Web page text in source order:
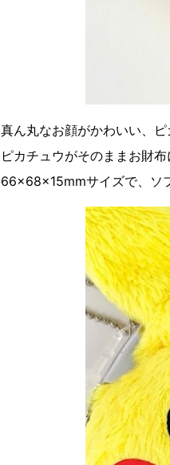
真ん丸なお顔がかわいい、ピ
ピカチュウがそのままお財
66×68×15mmサイズで、ソ